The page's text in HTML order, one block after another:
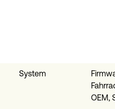
System
OEM,